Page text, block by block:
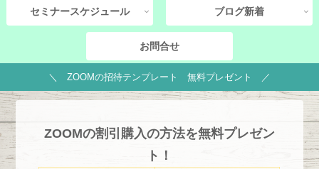
セミナースケジュール ブログ新着
お問合せ
＼ ZOOMの招待テンプレート 無料プレゼント ／
ZOOMの割引購入の方法を無料プレゼン
ト！